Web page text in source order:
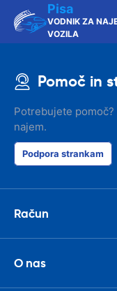
Pisa
VODNIK ZA
VOZILA
Pomoč in
Potrebujete
najem.
Podpora strankam
Račun
O nas